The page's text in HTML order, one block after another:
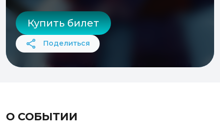
Купить билет
Поделиться
О СОБЫТИИ